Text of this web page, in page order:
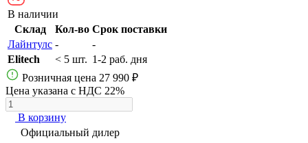
В наличии
Склад
Кол-во Срок поставки
Лайнтулс -
-
Elitech
< 5 шт. 1-2 раб. дня
Розничная цена 27 990 ₽
Цена указана с НДС 22%
В корзину
Официальный дилер